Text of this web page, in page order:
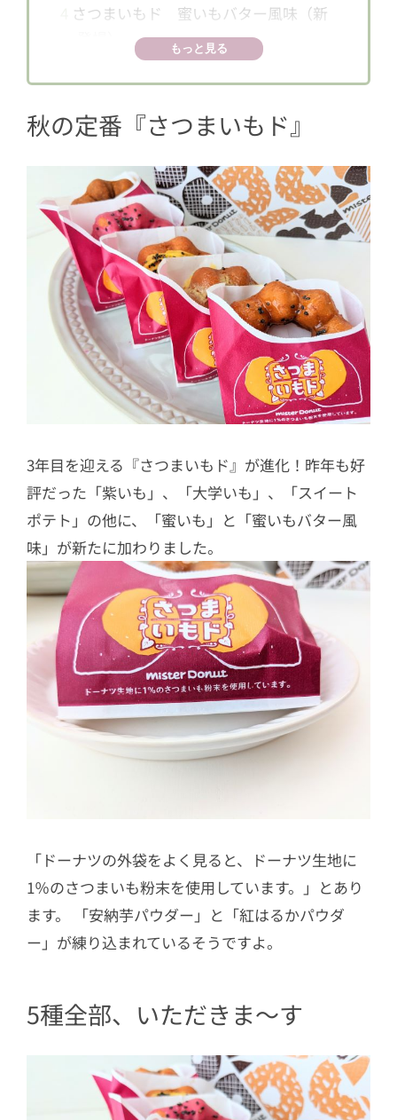
さつまいもド 蜜いもバター風味（新
7さつまいもド スイーツポテト
さつまいものおいしさがぎゅっとつまっ
たドーナツたちでした！
もっと見る
秋の定番『さつまいもド』
3年目を迎える『さつまいもド』が進化！昨年も好
評だった「紫いも」、「大学いも」、「スイート
ポテト」の他に、「蜜いも」と「蜜いもバター風
味」が新たに加わりました。
「ドーナツの外袋をよく見ると、ドーナツ生地に
1％のさつまいも粉末を使用しています。」とあり
ます。 「安納芋パウダー」と「紅はるかパウダ
ー」が練り込まれているそうですよ。
5種全部、いただきま～す